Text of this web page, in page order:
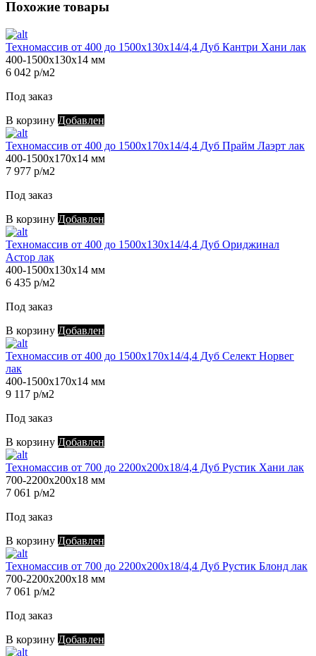
Похожие товары
Техномассив от 400 до 1500х130х14/4,4 Дуб Кантри Хани лак
400-1500х130х14 мм
6 042 р/м2
Под заказ
В корзину Добавлен
Техномассив от 400 до 1500х170х14/4,4 Дуб Прайм Лаэрт лак
400-1500х170х14 мм
7 977 р/м2
Под заказ
В корзину Добавлен
Техномассив от 400 до 1500х130х14/4,4 Дуб Ориджинал
Астор лак
400-1500х130х14 мм
6 435 р/м2
Под заказ
В корзину Добавлен
Техномассив от 400 до 1500х170х14/4,4 Дуб Селект Норвег
лак
400-1500х170х14 мм
9 117 р/м2
Под заказ
В корзину Добавлен
Техномассив от 700 до 2200х200х18/4,4 Дуб Рустик Хани лак
700-2200х200х18 мм
7 061 р/м2
Под заказ
В корзину Добавлен
Техномассив от 700 до 2200х200х18/4,4 Дуб Рустик Блонд лак
700-2200х200х18 мм
7 061 р/м2
Под заказ
В корзину Добавлен